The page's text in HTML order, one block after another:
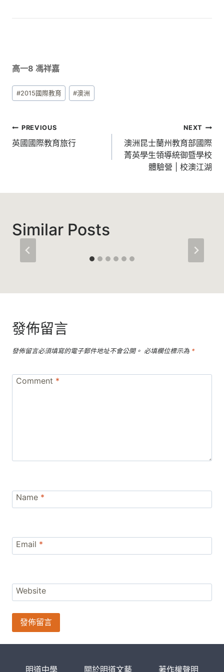
高一8 馮祥嘉
Post
Tags:
#2015國際教育 #澳洲
文
章
PREVIOUS
英國國際教育旅行
NEXT
澳洲昆士蘭州教育部國際
菁英學生領導統御暨學校
體驗營 | 校澳江湖
Similar Posts
發佈留言
發佈留言必須填寫的電子郵件地址不會公開。 必填欄位標示為 *
Comment *
Name *
Email *
Website
明道中學 關於明道文藝 著作權聲明